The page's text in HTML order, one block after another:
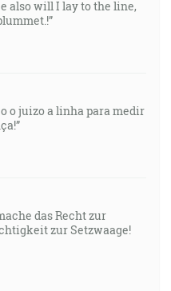
also will I lay to the line,
o juizo a linha para medir
das Recht zur
zur Setzwaage!